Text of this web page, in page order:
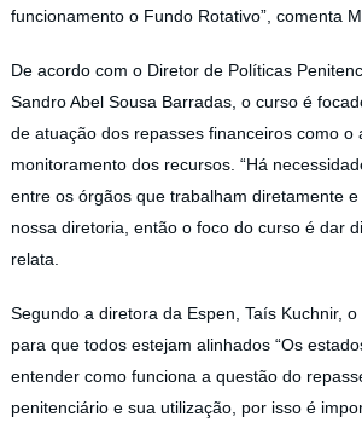
funcionamento o Fundo Rotativo”, comenta
De acordo com o Diretor de Políticas
Sandro Abel Sousa Barradas, o curso é
de atuação dos repasses financeiros como o
monitoramento dos recursos. “Há
entre os órgãos que trabalham diretamente
nossa diretoria, então o foco do curso é dar
relata.
Segundo a diretora da Espen, Taís Kuchnir,
para que todos estejam alinhados “Os
entender como funciona a questão do
penitenciário e sua utilização, por isso é